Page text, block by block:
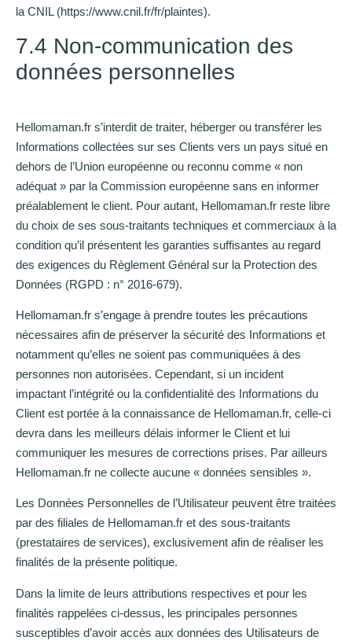
la CNIL (https://www.cnil.fr/fr/plaintes).
7.4 Non-communication des
données personnelles
Hellomaman.fr s’interdit de traiter, héberger ou transférer les
Informations collectées sur ses Clients vers un pays situé en
dehors de l’Union européenne ou reconnu comme « non
adéquat » par la Commission européenne sans en informer
préalablement le client. Pour autant, Hellomaman.fr reste libre
du choix de ses sous-traitants techniques et commerciaux à la
condition qu’il présentent les garanties suffisantes au regard
des exigences du Règlement Général sur la Protection des
Données (RGPD : n° 2016-679).
Hellomaman.fr s’engage à prendre toutes les précautions
nécessaires afin de préserver la sécurité des Informations et
notamment qu’elles ne soient pas communiquées à des
personnes non autorisées. Cependant, si un incident
impactant l’intégrité ou la confidentialité des Informations du
Client est portée à la connaissance de Hellomaman.fr, celle-ci
devra dans les meilleurs délais informer le Client et lui
communiquer les mesures de corrections prises. Par ailleurs
Hellomaman.fr ne collecte aucune « données sensibles ».
Les Données Personnelles de l’Utilisateur peuvent être traitées
par des filiales de Hellomaman.fr et des sous-traitants
(prestataires de services), exclusivement afin de réaliser les
finalités de la présente politique.
Dans la limite de leurs attributions respectives et pour les
finalités rappelées ci-dessus, les principales personnes
susceptibles d’avoir accès aux données des Utilisateurs de